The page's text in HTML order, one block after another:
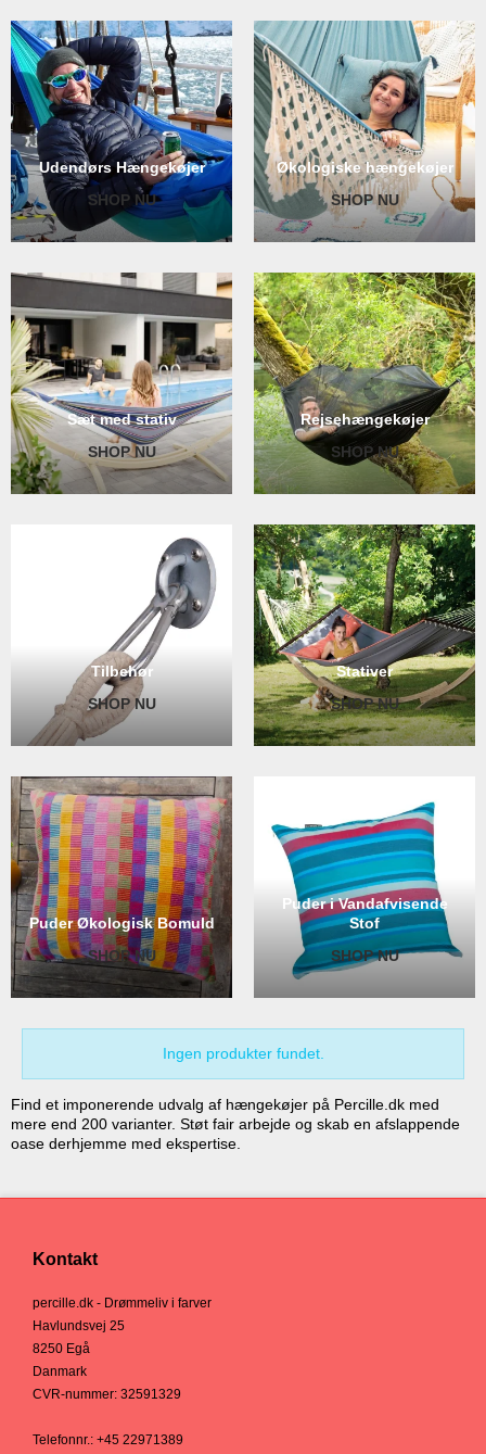
Udendørs Hængekøjer
SHOP NU
Økologiske hængekøjer
SHOP NU
Sæt med stativ
SHOP NU
Rejsehængekøjer
SHOP NU
Tilbehør
SHOP NU
Stativer
SHOP NU
Puder Økologisk Bomuld
SHOP NU
Puder i Vandafvisende
Stof
SHOP NU
Ingen produkter fundet.
Find et imponerende udvalg af hængekøjer på Percille.dk med
mere end 200 varianter. Støt fair arbejde og skab en afslappende
oase derhjemme med ekspertise.
Kontakt
percille.dk - Drømmeliv i farver
Havlundsvej 25
8250 Egå
Danmark
CVR-nummer: 32591329
Telefonnr.: +45 22971389